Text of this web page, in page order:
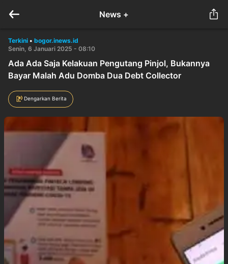
News +
Terkini • bogor.inews.id
Senin, 6 Januari 2025 - 08:10
Ada Ada Saja Kelakuan Pengutang Pinjol, Bukannya
Bayar Malah Adu Domba Dua Debt Collector
Dengarkan Berita